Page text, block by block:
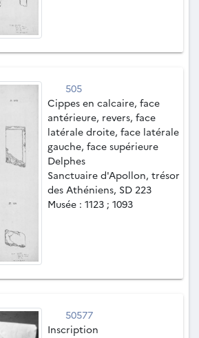
505
Cippes en calcaire, face
antérieure, revers, face
latérale droite, face latérale
gauche, face supérieure
Delphes
Sanctuaire d'Apollon, trésor
des Athéniens, SD 223
Musée : 1123 ; 1093
50577
Inscription